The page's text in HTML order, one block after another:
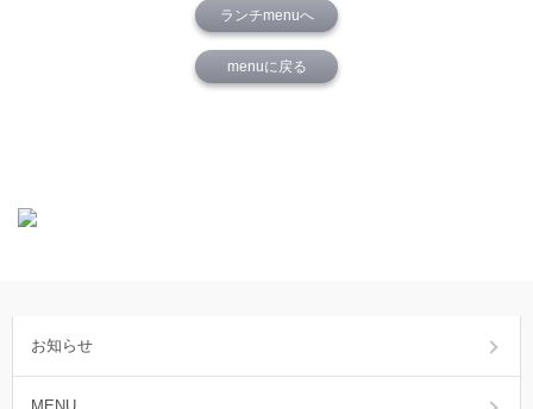
ランチmenuへ
menuに戻る
お知らせ